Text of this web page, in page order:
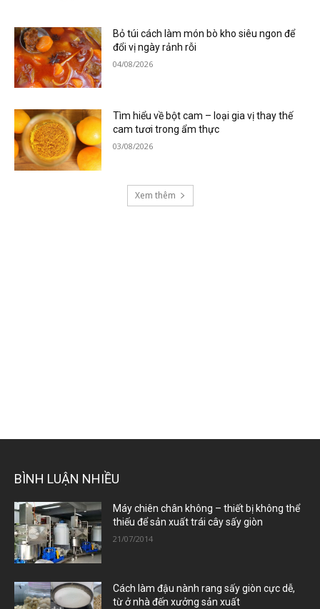
Bỏ túi cách làm món bò kho siêu ngon để
đổi vị ngày rảnh rỗi
04/08/2026
Tìm hiểu về bột cam – loại gia vị thay thế
cam tươi trong ẩm thực
03/08/2026
Xem thêm
BÌNH LUẬN NHIỀU
Máy chiên chân không – thiết bị không thể
thiếu để sản xuất trái cây sấy giòn
21/07/2014
Cách làm đậu nành rang sấy giòn cực dễ,
từ ở nhà đến xưởng sản xuất